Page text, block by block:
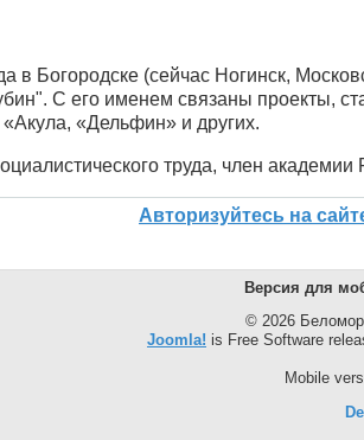
в Богородске (сейчас Ногинск,
С его именем связаны проекты,
«Дельфин» и других.
труда, член
Авторизуйтесь на
Версия для
© 2026
Joomla! is Free Software
Mobile